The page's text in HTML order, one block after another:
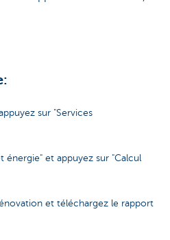
sur "Services
énergie" et appuyez sur "Calcul
et téléchargez le rapport